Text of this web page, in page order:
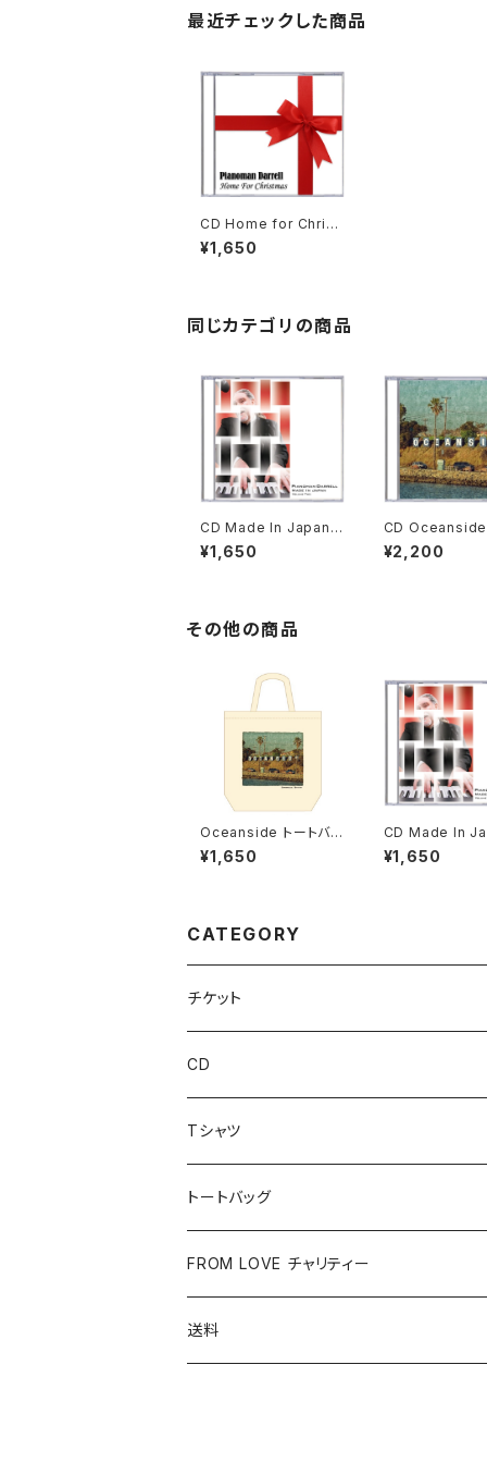
最近チェックした商品
CD Home for Christ
mas
¥1,650
同じカテゴリの商品
CD Made In Japan V
OL 2
¥1,650
CD Oceanside
¥2,200
その他の商品
Oceanside トートバッ
グ (Mサイズ)
¥1,650
CD Made In
OL 2
¥1,650
CATEGORY
チケット
CD
Tシャツ
トートバッグ
FROM LOVE チャリティー
送料